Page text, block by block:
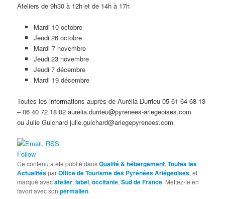
Ateliers de 9h30 à 12h et de 14h à 17h
Mardi 10 octobre
Jeudi 26 octobre
Mardi 7 novembre
Jeudi 23 novembre
Jeudi 7 décembre
Mardi 19 décembre
Toutes les informations auprès de Aurélia Durrieu 05 61 64 68 13
– 06 40 72 18 02 aurelia.durrieu@pyrenees-ariegeoises.com
ou Julie Guichard julie.guichard@ariegepyrenees.com
Follow
Ce contenu a été publié dansQualité & hébergement,Toutes les
ActualitésparOffice de Tourisme des Pyrénées Ariégeoises, et
marqué avecatelier,label,occitanie,Sud de France. Mettez-le en
favori avec sonpermalien.